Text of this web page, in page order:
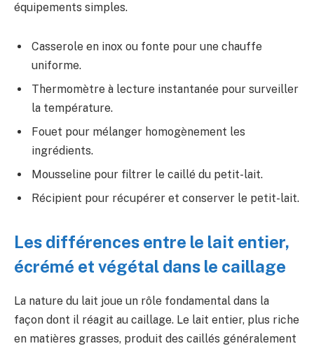
équipements simples.
Casserole en inox ou fonte pour une chauffe
uniforme.
Thermomètre à lecture instantanée pour surveiller
la température.
Fouet pour mélanger homogènement les
ingrédients.
Mousseline pour filtrer le caillé du petit-lait.
Récipient pour récupérer et conserver le petit-lait.
Les différences entre le lait entier,
écrémé et végétal dans le caillage
La nature du lait joue un rôle fondamental dans la
façon dont il réagit au caillage. Le lait entier, plus riche
en matières grasses, produit des caillés généralement